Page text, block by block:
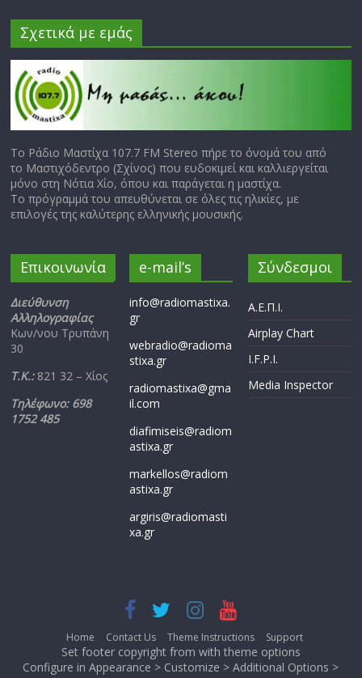
Σχετικά με εμάς
Το Ράδιο Μαστίχα 107.7 FM Stereo πήρε το όνομά του από
το Μαστιχόδεντρο (Σχίνος) που ευδοκιμεί και καλλιεργείται
μόνο στη Νότια Χίο, όπου και παράγεται η μαστίχα.
Το πρόγραμμά του απευθύνεται σε όλες τις ηλικίες, με
επιλογές της καλύτερης ελληνικής μουσικής.
Επικοινωνία
Διεύθυνση
Αλληλογραφίας
Κων/νου Τρυπάνη
30
Τ.Κ.: 821 32 – Χίος
Τηλέφωνο: 698
1752 485
e-mail’s
info@radiomastixa.
gr
webradio@radioma
stixa.gr
radiomastixa@gma
il.com
diafimiseis@radiom
astixa.gr
markellos@radiom
astixa.gr
argiris@radiomasti
xa.gr
Σύνδεσμοι
Α.Ε.Π.Ι.
Airplay Chart
I.F.P.I.
Media Inspector
Home Contact Us Theme Instructions Support
Set footer copyright from with theme options
Configure in Appearance > Customize > Additional Options >